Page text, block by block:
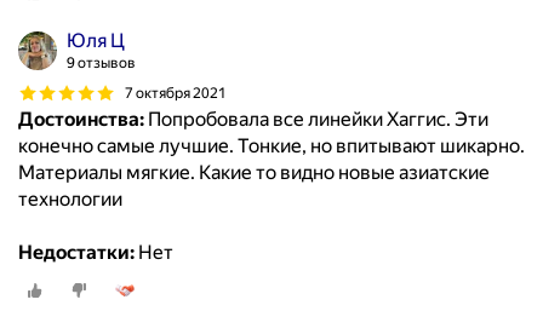
Юля Ц
9 отзывов
7 октября 2021
Достоинства: Попробовала все линейки Хаггис. Эти
конечно самые лучшие. Тонкие, но впитывают шикарно.
Материалы мягкие. Какие то видно новые азиатские
технологии
Недостатки: Нет